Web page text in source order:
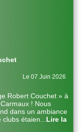
Le 07 Juin 2026
Robert Couchet » à
! Nous
dans un ambiance
clubs étaien
Lire la